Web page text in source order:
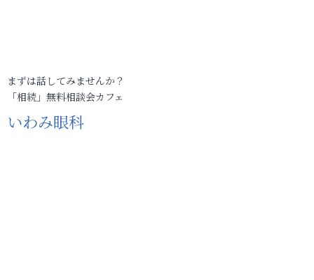
まずは話してみませんか？
「相続」無料相談会カフェ
いわみ眼科